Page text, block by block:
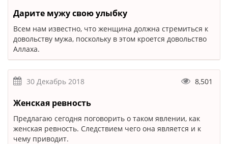
Дарите мужу свою улыбку
Всем нам известно, что женщина должна стремиться к
довольству мужа, поскольку в этом кроется довольство
Аллаха.
30 Декабрь 2018 8,501
Женская ревность
Предлагаю сегодня поговорить о таком явлении, как
женская ревность. Следствием чего она является и к
чему приводит.